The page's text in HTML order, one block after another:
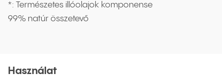
*: Természetes illóolajok komponense
99% natúr összetevő
Használat